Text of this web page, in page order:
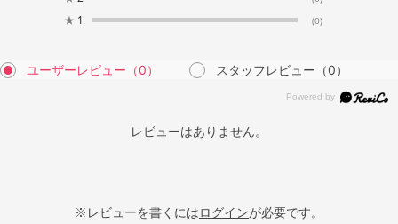
★ 1 (0)
ユーザーレビュー （0） スタッフレビュー （0）
レビューはありません。
※レビューを書くにはログインが必要です。